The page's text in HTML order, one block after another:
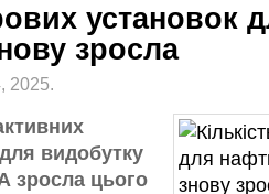
установок
зросла
2025.
видобутку
зросла цього